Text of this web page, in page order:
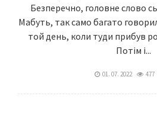
Безперечно, головне слово
Мабуть, так само багато
той день, коли туди прибув
Потім і...
01. 07. 2022 477